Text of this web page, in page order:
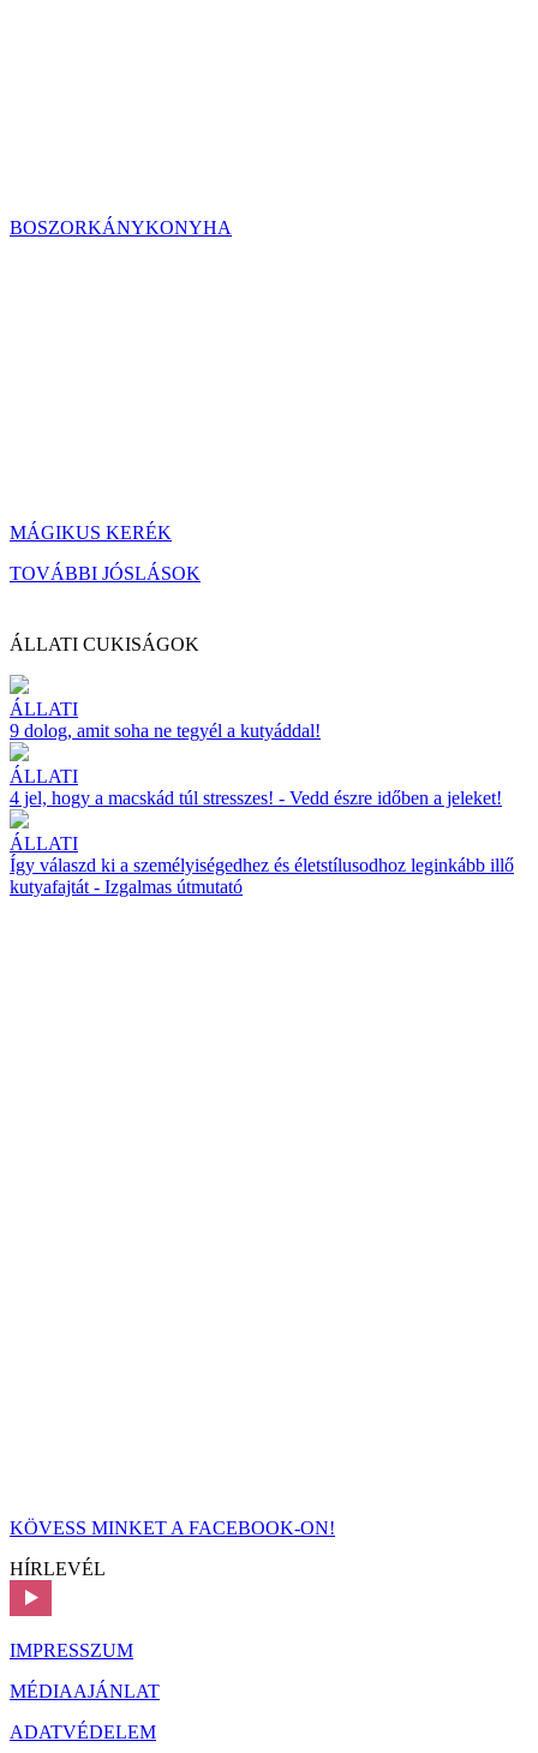
BOSZORKÁNYKONYHA
MÁGIKUS KERÉK
TOVÁBBI JÓSLÁSOK
ÁLLATI CUKISÁGOK
ÁLLATI
9 dolog, amit soha ne tegyél a kutyáddal!
ÁLLATI
4 jel, hogy a macskád túl stresszes! - Vedd észre időben a jeleket!
ÁLLATI
Így válaszd ki a személyiségedhez és életstílusodhoz leginkább illő
kutyafajtát - Izgalmas útmutató
KÖVESS MINKET A FACEBOOK-ON!
HÍRLEVÉL
IMPRESSZUM
MÉDIAAJÁNLAT
ADATVÉDELEM